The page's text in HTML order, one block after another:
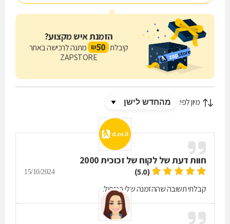
הזמנת איש מקצוע?
קיבלת 50
₪ מתנה לרכישה באתר
ZAPSTORE
מיון לפי:
חוות דעת של לקוח של זכוכית 2000
(5.0)
15/10/2024
קבלתי תשובה שההזמנה שלי בטיפול.